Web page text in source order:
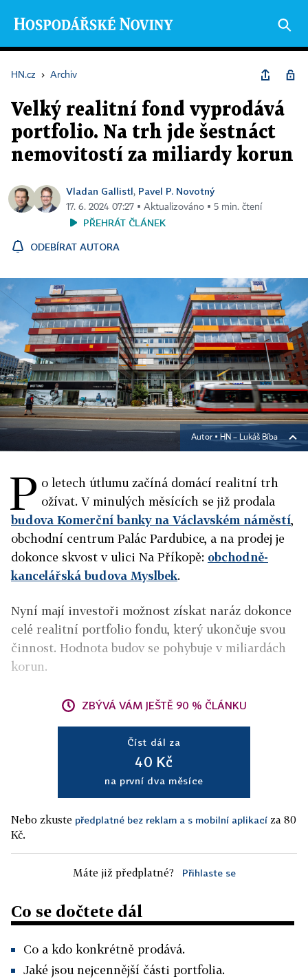
HN.cz › Archiv
Velký realitní fond vyprodává
portfolio. Na trh jde šestnáct
nemovitostí za miliardy korun
Vladan Gallistl, Pavel P. Novotný
17. 6. 2024 07:27 ▪ Aktualizováno ▪ 5 min. čtení
PŘEHRÁT ČLÁNEK
ODEBÍRAT AUTORA
Autor ▪ HN – Lukáš Bíba
P o letech útlumu začíná domácí realitní trh
ožívat. V minulých měsících se již prodala
budova Komerční banky na Václavském náměstí,
obchodní centrum Palác Pardubice, a na prodej je
dokonce skvost v ulici Na Příkopě: obchodně-
kancelářská budova Myslbek.
Nyní mají investoři možnost získat naráz dokonce
celé realitní portfolio fondu, který ukončuje svou
činnost. Hodnota budov se pohybuje v miliardách
korun.
ZBÝVÁ VÁM JEŠTĚ 90 % ČLÁNKU
Číst dál za
40 Kč
na první dva měsíce
Nebo zkuste předplatné bez reklam a s mobilní aplikací za 80
Kč.
Máte již předplatné? Přihlaste se
Co se dočtete dál
Co a kdo konkrétně prodává.
Jaké jsou nejcennější části portfolia.